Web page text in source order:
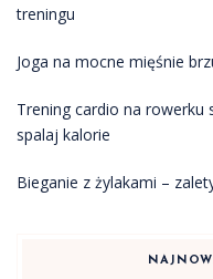
treningu
Joga na mocne mięśnie
Trening cardio na rowerku
spalaj kalorie
Bieganie z żylakami –